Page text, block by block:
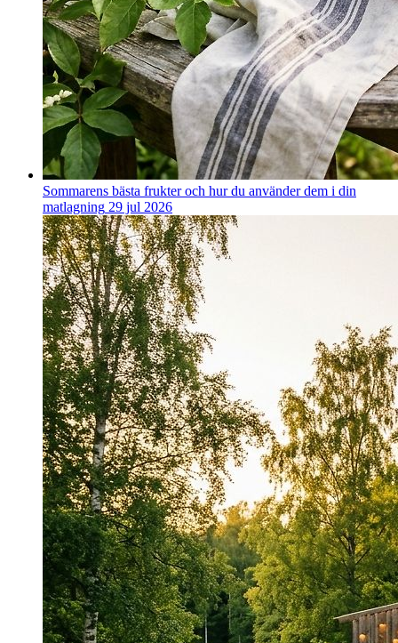
Sommarens bästa frukter och hur du använder dem i din
matlagning 29 jul 2026